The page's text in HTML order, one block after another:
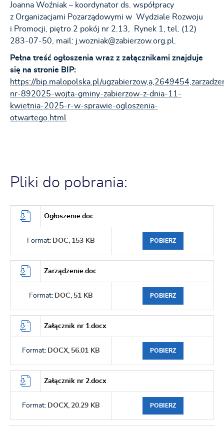
Joanna Woźniak – koordynator ds. współpracy
z Organizacjami Pozarządowymi w Wydziale Rozwoju
i Promocji, piętro 2 pokój nr 2.13, Rynek 1, tel. (12)
283-07-50, mail: j.wozniak@zabierzow.org.pl.
Pełna treść ogłoszenia wraz z załącznikami znajduje
się na stronie BIP:
https://bip.malopolska.pl/
nr-892025-wojta-gminy-zabierzow-z-dnia-11-
kwietnia-2025-r-w-sprawie-ogloszenia-
otwartego.html
Pliki do pobrania:
Ogłoszenie.doc
Format: DOC, 153 KB POBIERZ
Zarządzenie.doc
Format: DOC, 51 KB POBIERZ
Załącznik nr 1.docx
Format: DOCX, 56.01 KB POBIERZ
Załącznik nr 2.docx
Format: DOCX, 20.29 KB POBIERZ